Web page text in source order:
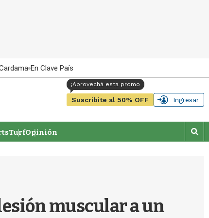
En Clave País
Suscribite al 50% OFF Ingresar
TurfOpinión
M
o
muscular a un